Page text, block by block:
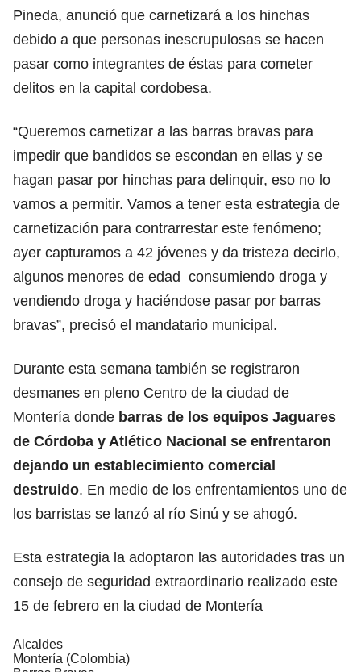
Pineda, anunció que carnetizará a los hinchas
debido a que personas inescrupulosas se hacen
pasar como integrantes de éstas para cometer
delitos en la capital cordobesa.
“Queremos carnetizar a las barras bravas para
impedir que bandidos se escondan en ellas y se
hagan pasar por hinchas para delinquir, eso no lo
vamos a permitir. Vamos a tener esta estrategia de
carnetización para contrarrestar este fenómeno;
ayer capturamos a 42 jóvenes y da tristeza decirlo,
algunos menores de edad consumiendo droga y
vendiendo droga y haciéndose pasar por barras
bravas”, precisó el mandatario municipal.
Durante esta semana también se registraron
desmanes en pleno Centro de la ciudad de
Montería donde barras de los equipos Jaguares
de Córdoba y Atlético Nacional se enfrentaron
dejando un establecimiento comercial
destruido. En medio de los enfrentamientos uno de
los barristas se lanzó al río Sinú y se ahogó.
Esta estrategia la adoptaron las autoridades tras un
consejo de seguridad extraordinario realizado este
15 de febrero en la ciudad de Montería
Alcaldes
Montería (Colombia)